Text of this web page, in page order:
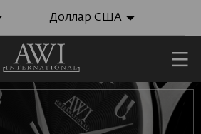
Доллар США